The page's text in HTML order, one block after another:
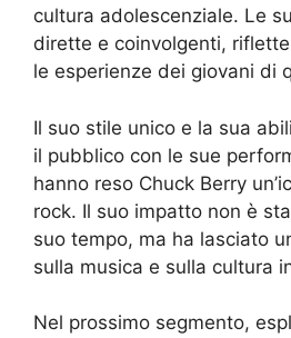
cultura adolescenziale. Le
dirette e coinvolgenti,
le esperienze dei giovani di
Il suo stile unico e la sua
il pubblico con le sue
hanno reso Chuck Berry
rock. Il suo impatto non è
suo tempo, ma ha lasciato
sulla musica e sulla cultura
Nel prossimo segmento,